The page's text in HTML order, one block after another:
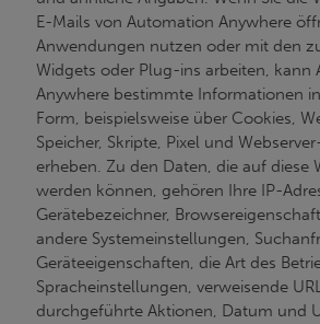
E-Mails von Automation Anywhere
Anwendungen nutzen oder mit den
Widgets oder Plug-ins arbeiten, kann
Anywhere bestimmte Informationen
Form, beispielsweise über Cookies,
Speicher, Skripte, Pixel und
erheben. Zu den Daten, die auf diese
werden können, gehören Ihre IP-
Gerätebezeichner,
andere Systemeinstellungen,
Geräteeigenschaften, die Art des
Spracheinstellungen, verweisende
durchgeführte Aktionen, Datum und